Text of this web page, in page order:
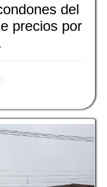
del
precios por